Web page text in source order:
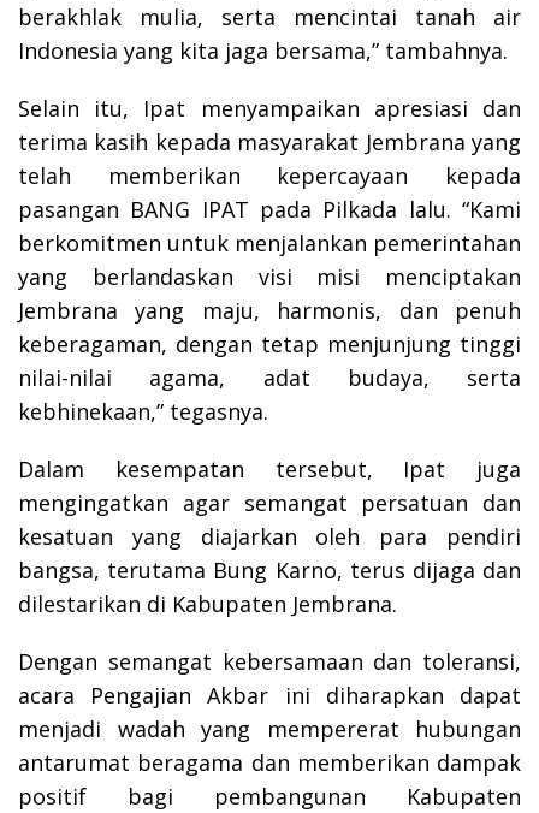
berakhlak mulia, serta mencintai tanah air
Indonesia yang kita jaga bersama,” tambahnya.
Selain itu, Ipat menyampaikan apresiasi dan
terima kasih kepada masyarakat Jembrana yang
telah memberikan kepercayaan kepada
pasangan BANG IPAT pada Pilkada lalu. “Kami
berkomitmen untuk menjalankan pemerintahan
yang berlandaskan visi misi menciptakan
Jembrana yang maju, harmonis, dan penuh
keberagaman, dengan tetap menjunjung tinggi
nilai-nilai agama, adat budaya, serta
kebhinekaan,” tegasnya.
Dalam kesempatan tersebut, Ipat juga
mengingatkan agar semangat persatuan dan
kesatuan yang diajarkan oleh para pendiri
bangsa, terutama Bung Karno, terus dijaga dan
dilestarikan di Kabupaten Jembrana.
Dengan semangat kebersamaan dan toleransi,
acara Pengajian Akbar ini diharapkan dapat
menjadi wadah yang mempererat hubungan
antarumat beragama dan memberikan dampak
positif bagi pembangunan Kabupaten